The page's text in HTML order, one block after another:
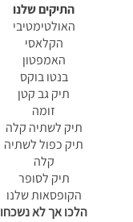
התיקים שלנו
האולטימטיבי
הקלאסי
האמפטון
בנטו בוקס
תיק גב קטן
זומה
תיק לשתיה קלה
תיק כפול לשתיה
קלה
תיק לסופר
הקופסאות שלנו
הלכו אך לא נשכחו